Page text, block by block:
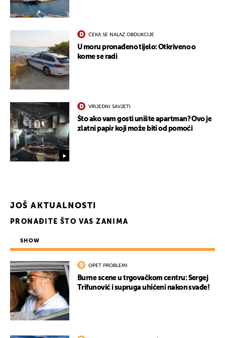
ČEKA SE NALAZ OBDUKCIJE
U moru pronađeno tijelo: Otkriveno o
kome se radi
VRIJEDNI SAVJETI
Što ako vam gosti unište apartman? Ovo je
zlatni papir koji može biti od pomoći
JOŠ AKTUALNOSTI
PRONAĐITE ŠTO VAS ZANIMA
SHOW
OPET PROBLEMI
Burne scene u trgovačkom centru: Sergej
Trifunović i supruga uhićeni nakon svađe!